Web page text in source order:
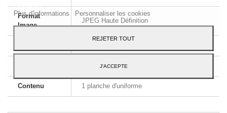
Format
Image
JPEG Haute Définition
Français et Anglais
Contenu 1 planche d'uniforme
Plus d'informations
Personnaliser les cookies
REJETER TOUT
J'ACCEPTE